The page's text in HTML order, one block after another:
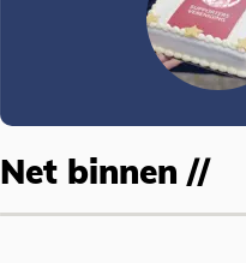
Net binnen //